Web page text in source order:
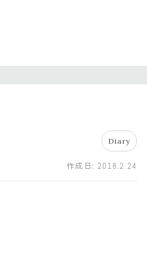
Diary
作成日:2018.2.24